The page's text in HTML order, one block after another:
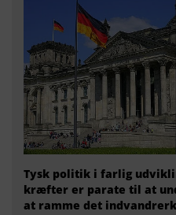
Tysk politik i farlig
kræfter er parate til at
at ramme det